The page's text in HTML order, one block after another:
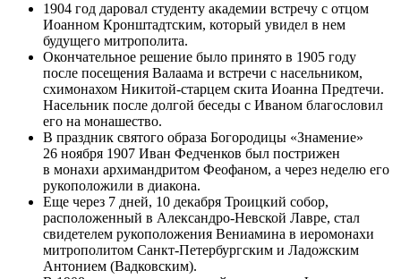
1904 год даровал студенту академии встречу с отцом
Иоанном Кронштадтским, который увидел в нем
будущего митрополита.
Окончательное решение было принято в 1905 году
после посещения Валаама и встречи с насельником,
схимонахом Никитой-старцем скита Иоанна Предтечи.
Насельник после долгой беседы с Иваном благословил
его на монашество.
В праздник святого образа Богородицы «Знамение»
26 ноября 1907 Иван Федченков был пострижен
в монахи архимандритом Феофаном, а через неделю его
рукоположили в диакона.
Еще через 7 дней, 10 декабря Троицкий собор,
расположенный в Александро-Невской Лавре, стал
свидетелем рукоположения Вениамина в иеромонахи
митрополитом Санкт-Петербургским и Ладожским
Антонием (Вадковским).